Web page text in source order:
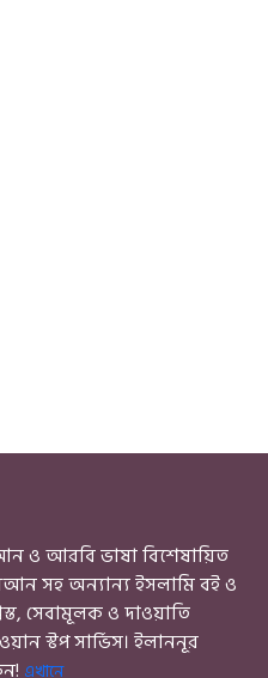
ও আরবি ভাষা বিশেষায়িত
সহ অন্যান্য ইসলামি বই ও
সেবামূলক ও দাওয়াতি
স্টপ সার্ভিস। ইলাননূর
এখানে